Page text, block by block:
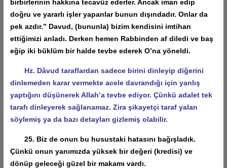
birbirlerinin hakkına tecavüz ederler. Ancak iman edip
doğru ve yararlı işler yapanlar bunun dışındadır. Onlar da
pek azdır.” Davud, (bununla) bizim kendisini imtihan
ettiğimizi anladı. Derken hemen Rabbinden af diledi ve baş
eğip iki büklüm bir halde tevbe ederek O’na yöneldi.
Hz. Dâvud taraflardan sadece birini dinleyip diğerini
dinlemeden karar vermekte acele davrandığı için yanlış
yaptığını düşünerek Allah’a tevbe ediyor. Çünkü adalet tek
tarafı dinleyerek sağlanamaz. Zira şikayetçi taraf yalan
söylemiş ya da bazı detayları gizlemiş olabilir.
25. Biz de onun bu husustaki hatasını bağışladık.
Çünkü onun yanımızda yüksek bir değeri (kredisi) ve
dönüp geleceği güzel bir makamı vardı.